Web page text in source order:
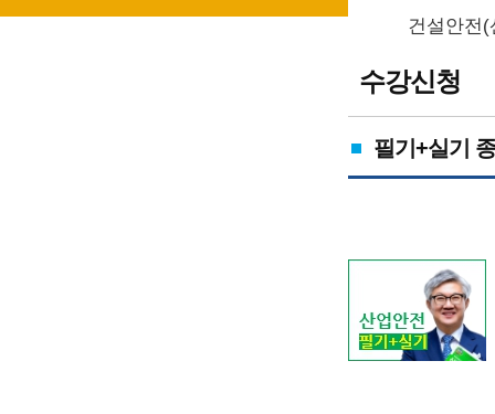
건설안전
수강신청
필기+실기